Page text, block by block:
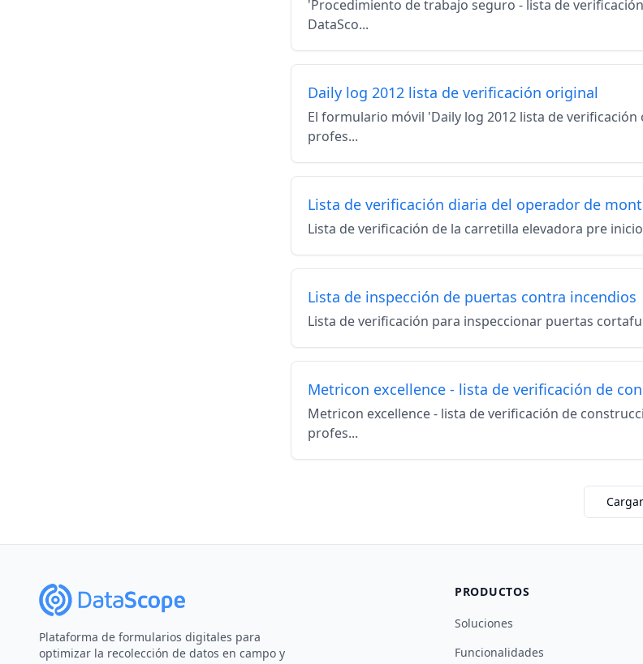
'Procedimiento de trabajo seguro - lista de
DataSco...
Daily log 2012 lista de verificación original
El formulario móvil 'Daily log 2012 lista de
profes...
Lista de verificación diaria del operador de
Lista de verificación de la carretilla elevadora pre
Lista de inspección de puertas contra incendios
Lista de verificación para inspeccionar puertas
Metricon excellence - lista de verificación de
Metricon excellence - lista de verificación de
profes...
Plataforma de formularios digitales para
optimizar la recolección de datos en campo y
PRODUCTOS
Soluciones
Funcionalidades